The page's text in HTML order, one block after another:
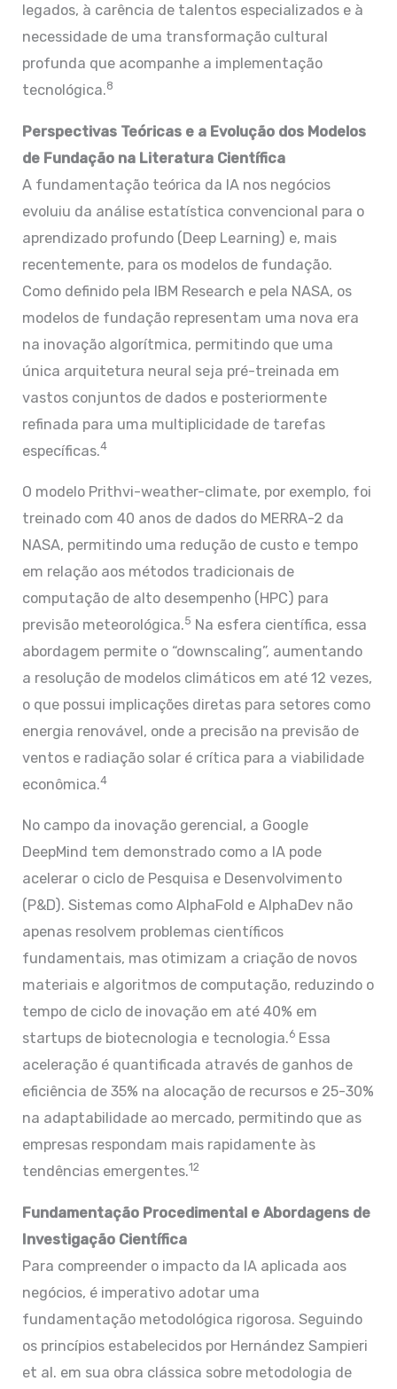
legados, à carência de talentos especializados e à
necessidade de uma transformação cultural
profunda que acompanhe a implementação
tecnológica.8
Perspectivas Teóricas e a Evolução dos Modelos
de Fundação na Literatura Científica
A fundamentação teórica da IA nos negócios
evoluiu da análise estatística convencional para o
aprendizado profundo (Deep Learning) e, mais
recentemente, para os modelos de fundação.
Como definido pela IBM Research e pela NASA, os
modelos de fundação representam uma nova era
na inovação algorítmica, permitindo que uma
única arquitetura neural seja pré-treinada em
vastos conjuntos de dados e posteriormente
refinada para uma multiplicidade de tarefas
específicas.4
O modelo Prithvi-weather-climate, por exemplo, foi
treinado com 40 anos de dados do MERRA-2 da
NASA, permitindo uma redução de custo e tempo
em relação aos métodos tradicionais de
computação de alto desempenho (HPC) para
previsão meteorológica.5 Na esfera científica, essa
abordagem permite o “downscaling”, aumentando
a resolução de modelos climáticos em até 12 vezes,
o que possui implicações diretas para setores como
energia renovável, onde a precisão na previsão de
ventos e radiação solar é crítica para a viabilidade
econômica.4
No campo da inovação gerencial, a Google
DeepMind tem demonstrado como a IA pode
acelerar o ciclo de Pesquisa e Desenvolvimento
(P&D). Sistemas como AlphaFold e AlphaDev não
apenas resolvem problemas científicos
fundamentais, mas otimizam a criação de novos
materiais e algoritmos de computação, reduzindo o
tempo de ciclo de inovação em até 40% em
startups de biotecnologia e tecnologia.6 Essa
aceleração é quantificada através de ganhos de
eficiência de 35% na alocação de recursos e 25-30%
na adaptabilidade ao mercado, permitindo que as
empresas respondam mais rapidamente às
tendências emergentes.12
Fundamentação Procedimental e Abordagens de
Investigação Científica
Para compreender o impacto da IA aplicada aos
negócios, é imperativo adotar uma
fundamentação metodológica rigorosa. Seguindo
os princípios estabelecidos por Hernández Sampieri
et al. em sua obra clássica sobre metodologia de